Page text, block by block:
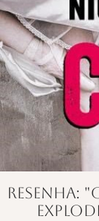
Resenha: